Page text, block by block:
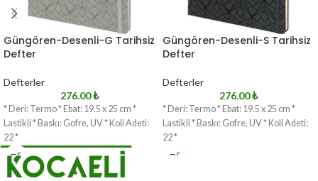
Güngören-Desenli-G Tarihsiz
Defter
Defterler
276.00₺
* Deri: Termo * Ebat: 19.5 x 25 cm *
Lastikli * Baskı: Gofre, UV * Koli Adeti:
22 *
Güngören-Desenli-S Tarihsiz
Defter
Defterler
276.00₺
* Deri: Termo * Ebat: 19.5 x 25 cm *
Lastikli * Baskı: Gofre, UV * Koli Adeti:
22 *